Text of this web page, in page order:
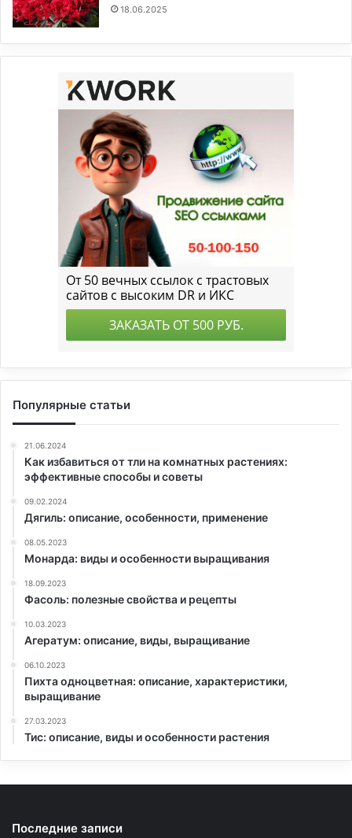
18.06.2025
Популярные статьи
21.06.2024
Как избавиться от тли на комнатных растениях:
эффективные способы и советы
09.02.2024
Дягиль: описание, особенности, применение
08.05.2023
Монарда: виды и особенности выращивания
18.09.2023
Фасоль: полезные свойства и рецепты
10.03.2023
Агератум: описание, виды, выращивание
06.10.2023
Пихта одноцветная: описание, характеристики,
выращивание
27.03.2023
Тис: описание, виды и особенности растения
Последние записи